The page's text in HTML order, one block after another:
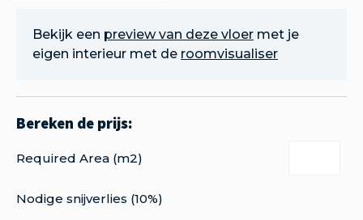
Bekijk een preview van deze vloer met je
eigen interieur met de roomvisualiser
Required Area (m2)
Nodige snijverlies (10%)